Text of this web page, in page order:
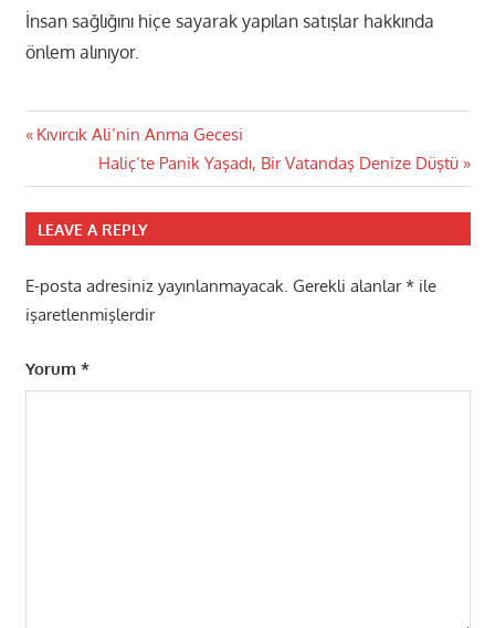
İnsan sağlığını hiçe sayarak yapılan satışlar hakkında
önlem alınıyor.
Yazı
gezinmesi
Previous
Kıvırcık Ali’nin Anma Gecesi
Next
Post:
Haliç’te Panik Yaşadı, Bir Vatandaş Denize Düştü
LEAVE A REPLY
E-posta adresiniz yayınlanmayacak. Gerekli alanlar*ile
işaretlenmişlerdir
Yorum *